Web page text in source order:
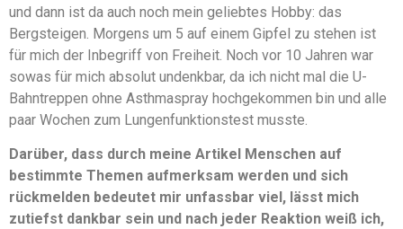
und dann ist da auch noch mein geliebtes Hobby: das
Bergsteigen. Morgens um 5 auf einem Gipfel zu stehen ist
für mich der Inbegriff von Freiheit. Noch vor 10 Jahren war
sowas für mich absolut undenkbar, da ich nicht mal die U-
Bahntreppen ohne Asthmaspray hochgekommen bin und alle
paar Wochen zum Lungenfunktionstest musste.
Darüber, dass durch meine Artikel Menschen auf
bestimmte Themen aufmerksam werden und sich
rückmelden bedeutet mir unfassbar viel, lässt mich
zutiefst dankbar sein und nach jeder Reaktion weiß ich,